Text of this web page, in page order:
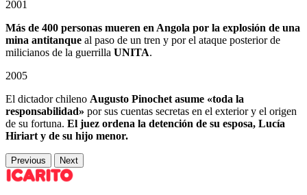
2001
Más de 400 personas mueren en Angola por la explosión de una
mina antitanque al paso de un tren y por el ataque posterior de
milicianos de la guerrilla UNITA.
2005
El dictador chileno Augusto Pinochet asume «toda la
responsabilidad» por sus cuentas secretas en el exterior y el origen
de su fortuna. El juez ordena la detención de su esposa, Lucía
Hiriart y de su hijo menor.
Previous Next